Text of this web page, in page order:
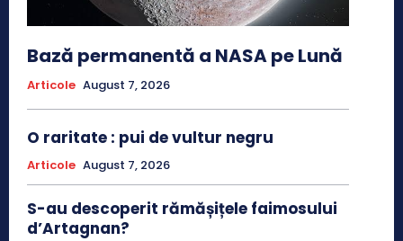
Bază permanentă a NASA pe Lună
Articole August 7, 2026
O raritate : pui de vultur negru
Articole August 7, 2026
S-au descoperit rămășițele faimosului
d’Artagnan?